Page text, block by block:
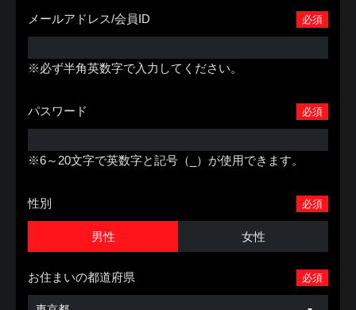
必須
メールアドレス/会員ID
※必ず半角英数字で入力してください。
必須
パスワード
※6～20文字で英数字と記号（_）が使用できます。
必須
性別
男性 女性
必須
お住まいの都道府県